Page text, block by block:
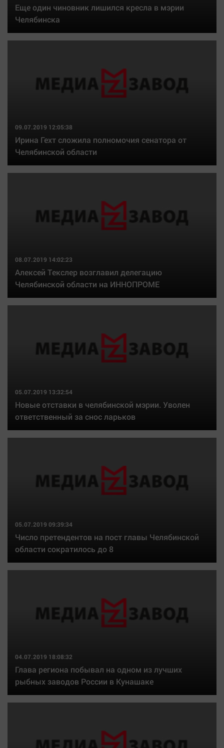
Еще один чиновник лишился кресла в мэрии
Челябинска
09.07.2019 12:05:38
Ирина Гехт сложила полномочия сенатора от
Челябинской области
08.07.2019 14:02:23
Алексей Текслер возглавил делегацию
Челябинской области на ИННОПРОМЕ
05.07.2019 13:32:54
Новые отставки в челябинской мэрии. Уволен
ответственный за снос ларьков
05.07.2019 09:39:34
Число претендентов на пост главы Челябинской
области сократилось до 8
04.07.2019 18:08:32
Глава региона побывал на одном из лучших
рыбных заводов России в Кунашаке